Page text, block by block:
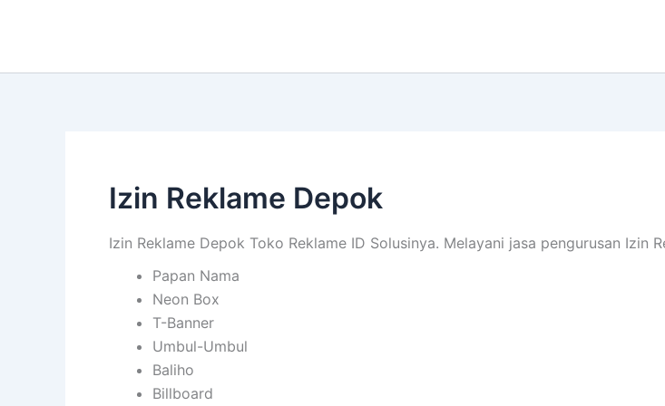
Izin Reklame Depok
Izin Reklame Depok Toko Reklame ID Solusinya. Melayani jasa pengurusan Izin
Papan Nama
Neon Box
T-Banner
Umbul-Umbul
Baliho
Billboard